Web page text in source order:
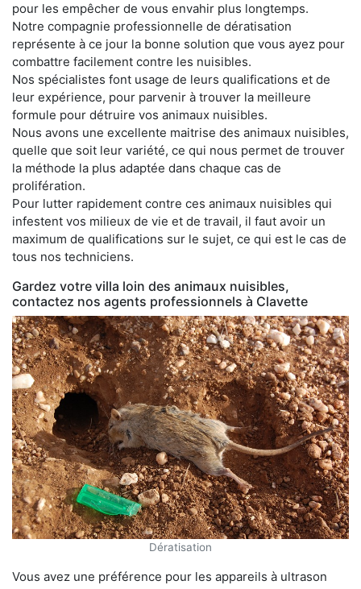
pour les empêcher de vous envahir plus longtemps.
Notre compagnie professionnelle de dératisation
représente à ce jour la bonne solution que vous ayez pour
combattre facilement contre les nuisibles.
Nos spécialistes font usage de leurs qualifications et de
leur expérience, pour parvenir à trouver la meilleure
formule pour détruire vos animaux nuisibles.
Nous avons une excellente maitrise des animaux nuisibles,
quelle que soit leur variété, ce qui nous permet de trouver
la méthode la plus adaptée dans chaque cas de
prolifération.
Pour lutter rapidement contre ces animaux nuisibles qui
infestent vos milieux de vie et de travail, il faut avoir un
maximum de qualifications sur le sujet, ce qui est le cas de
tous nos techniciens.
Gardez votre villa loin des animaux nuisibles,
contactez nos agents professionnels à Clavette
Dératisation
Vous avez une préférence pour les appareils à ultrason